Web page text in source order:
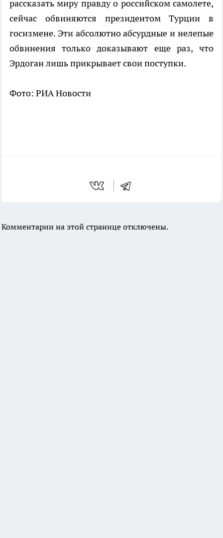
рассказать миру правду о российском самолете,
сейчас обвиняются президентом Турции в
госизмене. Эти абсолютно абсурдные и нелепые
обвинения только доказывают еще раз, что
Эрдоган лишь прикрывает свои поступки.
Фото: РИА Новости
Комментарии на этой странице отключены.